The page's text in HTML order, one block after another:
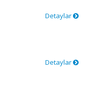
Detaylar
Detaylar